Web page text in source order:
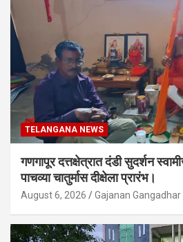
TELANGANA NEWS
गणगापूर दत्तक्षेत्रात दंडी सुदर्शन
पाचव्या चातुर्मास दीक्षेला प्रारंभ।
August 6, 2026 Gajanan